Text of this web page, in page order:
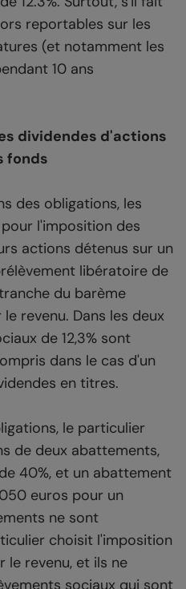
reportables sur les
(et notamment les
10 ans
dividendes d'actions
fonds
des obligations, les
l'imposition des
actions détenus sur un
libératoire de
du barème
revenu. Dans les deux
de 12,3% sont
dans le cas d'un
en titres.
le particulier
de deux abattements,
40%, et un abattement
euros pour un
ne sont
choisit l'imposition
le revenu, et ils ne
sociaux qui sont